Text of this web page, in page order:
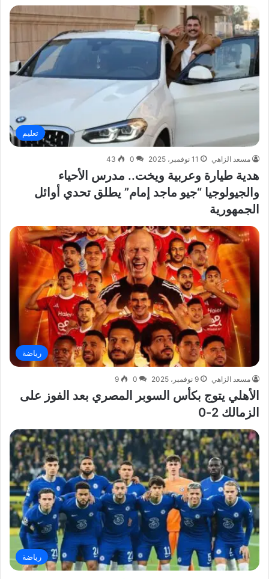
تعليم
مسعد الزاهي 11 نوفمبر، 2025 0
43
هدية طيارة وعربية ويخت.. مدرس الأحياء
والجيولوجيا “جيو ماجد إمام” يطلق تحدي أوائل
الجمهورية
رياضة
مسعد الزاهي 9 نوفمبر، 2025 0
9
الأهلي يتوج بكأس السوبر المصري بعد الفوز على
الزمالك 2-0
رياضة